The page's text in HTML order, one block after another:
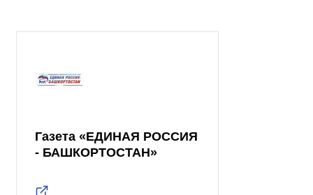
Газета «ЕДИНАЯ РОССИЯ
- БАШКОРТОСТАН»